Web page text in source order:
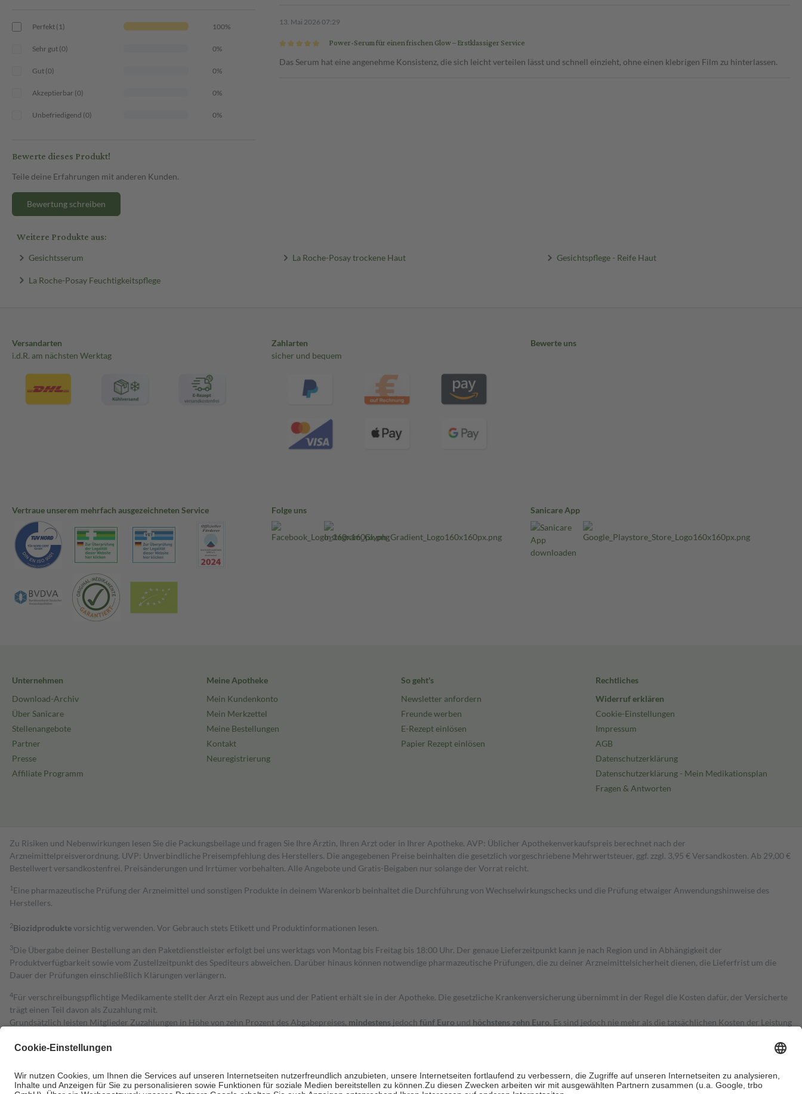
Perfekt (1) 100%
Sehr gut (0) 0%
Gut (0) 0%
Akzeptierbar (0) 0%
Unbefriedigend (0) 0%
Bewerte dieses Produkt!
Teile deine Erfahrungen mit anderen Kunden.
Bewertung schreiben
13. Mai 2026 07:29
Power-Serum für einen frischen Glow – Erstklassiger Service
Das Serum hat eine angenehme Konsistenz, die sich leicht verteilen lässt und schnell einzieht, ohne einen klebrigen Film zu hinterlassen.
Weitere Produkte aus:
Gesichtsserum La Roche-Posay trockene Haut Gesichtspflege - Reife Haut
La Roche-Posay Feuchtigkeitspflege
Versandarten
i.d.R. am nächsten Werktag
Zahlarten
sicher und bequem
Bewerte uns
Vertraue unserem mehrfach ausgezeichneten Service Folge uns Sanicare App
Unternehmen
Download-Archiv
Über Sanicare
Stellenangebote
Partner
Presse
Affiliate Programm
Meine Apotheke
Mein Kundenkonto
Mein Merkzettel
Meine Bestellungen
Kontakt
Neuregistrierung
So geht's
Newsletter anfordern
Freunde werben
E-Rezept einlösen
Papier Rezept einlösen
Rechtliches
Widerruf erklären
Cookie-Einstellungen
Impressum
AGB
Datenschutzerklärung
Datenschutzerklärung - Mein Medikationsplan
Fragen & Antworten
Zu Risiken und Nebenwirkungen lesen Sie die Packungsbeilage und fragen Sie Ihre Ärztin, Ihren Arzt oder in Ihrer Apotheke. AVP: Üblicher Apothekenverkaufspreis berechnet nach der
Arzneimittelpreisverordnung. UVP: Unverbindliche Preisempfehlung des Herstellers. Die angegebenen Preise beinhalten die gesetzlich vorgeschriebene Mehrwertsteuer, ggf. zzgl. 3,95 € Versandkosten. Ab 29,00 €
Bestell­wert versand­kosten­frei. Preisänderungen und Irrtümer vorbehalten. Alle Angebote und Gratis-Beigaben nur solange der Vorrat reicht.
1 Eine pharmazeutische Prüfung der Arzneimittel und sonstigen Produkte in deinem Warenkorb beinhaltet die Durchführung von Wechselwirkungschecks und die Prüfung etwaiger Anwendungshinweise des
Herstellers.
2Biozidproduktevorsichtig verwenden. Vor Gebrauch stets Etikett und Produktinformationen lesen.
3Die Übergabe deiner Bestellung an den Paketdienstleister erfolgt bei uns werktags von Montag bis Freitag bis 18:00 Uhr. Der genaue Lieferzeitpunkt kann je nach Region und in Abhängigkeit der
Produktverfügbarkeit sowie vom Zustellzeitpunkt des Spediteurs abweichen. Darüber hinaus können notwendige pharmazeutische Prüfungen, die zu deiner Arzneimittelsicherheit dienen, die Lieferfrist um die
Dauer der Prüfungen einschließlich Klärungen verlängern.
4Für verschreibungspflichtige Medikamente stellt der Arzt ein Rezept aus und der Patient erhält sie in der Apotheke. Die gesetzliche Krankenversicherung übernimmt in der Regel die Kosten dafür, der Versicherte
trägt einen Teil davon als Zuzahlung mit.
Grundsätzlich leisten Mitglieder Zuzahlungen in Höhe von zehn Prozent des Abgabepreises, mindestens jedoch fünf Euro und höchstens zehn Euro. Es sind jedoch nie mehr als die tatsächlichen Kosten der Leistung
Diese Regeln gelten grundsätzlich auch für Online-Apotheken.
Um das Engagement der Versicherten für ihre eigene Gesundheit zu stärken und die besondere Stellung der Familie zu unterstützen, fallenkeine Zuzahlungen an bei:
• Kindern und Jugendlichen bis zum vollendeten 18. Lebensjahr mit Ausnahme der Fahrkosten